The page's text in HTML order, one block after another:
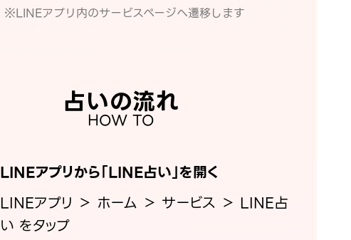
※LINEアプリ内のサービスページへ遷移します
占いの流れ
HOW TO
LINEアプリから「LINE占い」を開く
LINEアプリ ＞ ホーム ＞ サービス ＞ LINE占
い をタップ